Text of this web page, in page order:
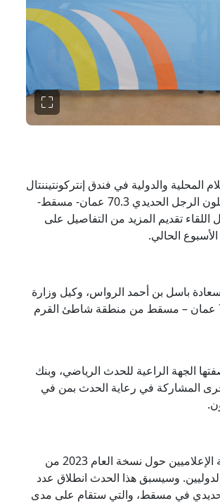
والدولية في فندق إنتركونتيننتال
لبطولة ترياثلون الرجل الحديدي 70.3 عمان- مسقط-
تقديم المزيد من التفاصيل على
باسل بن أحمد الرواس، وكيل وزارة
الثقافة والرياضة والشباب، ستنطلق بطولة ترياثلون الرجل الحديدي 70.3 عمان – مسقط من منطقة شاطئ القرم
الجهة الراعية للحدث الرياضي، وبنك
المشاركة في رعاية الحدث بمن في
حضر المؤتمر الصحفي مجموعة من المختصين المعنيين للإجابة عن أسئلة الإعلاميين حول نسخة العام 2023 من
وسيسبق هذا الحدث انطلاق عدد
في مسقط، والتي ستقام على مدى